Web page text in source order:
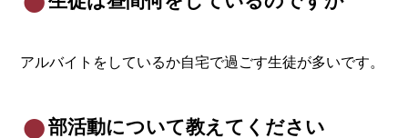
アルバイトをしているか自宅で過ごす生徒が多いです。
部活動について教えてください